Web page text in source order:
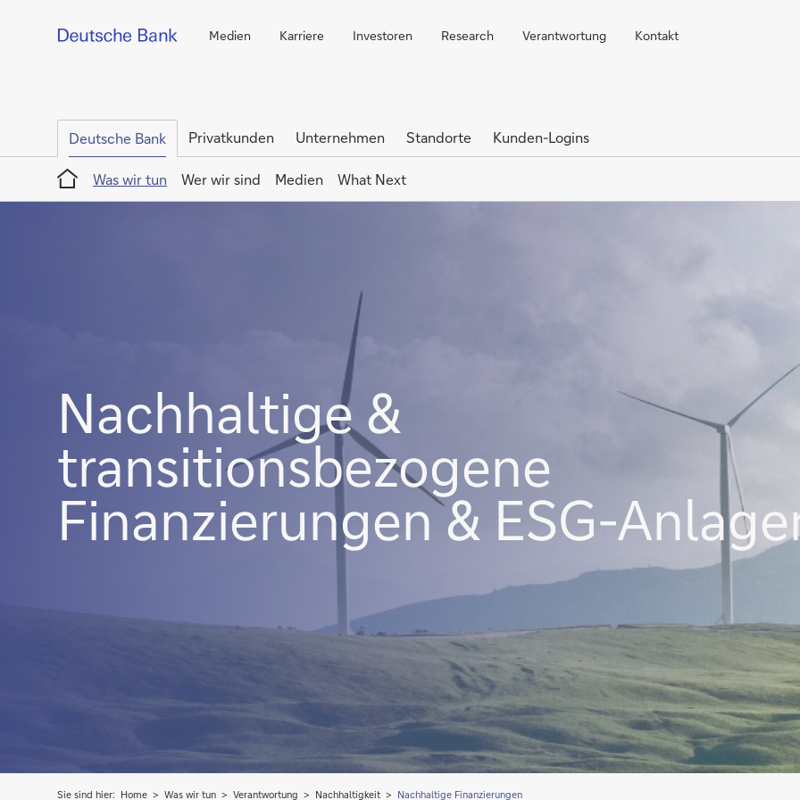
Medien Karriere Investoren Research Verantwortung Kontakt
Deutsche Bank Privatkunden Unternehmen Standorte
Kunden-Logins
Home
Was wir tun
Wer wir sind Medien What Next
Nachhaltige &
transitionsbezogene
Finanzierungen & ESG-
Sie sind hier: Home Was wir tun Verantwortung Nachhaltigkeit Nachhaltige Finanzierungen